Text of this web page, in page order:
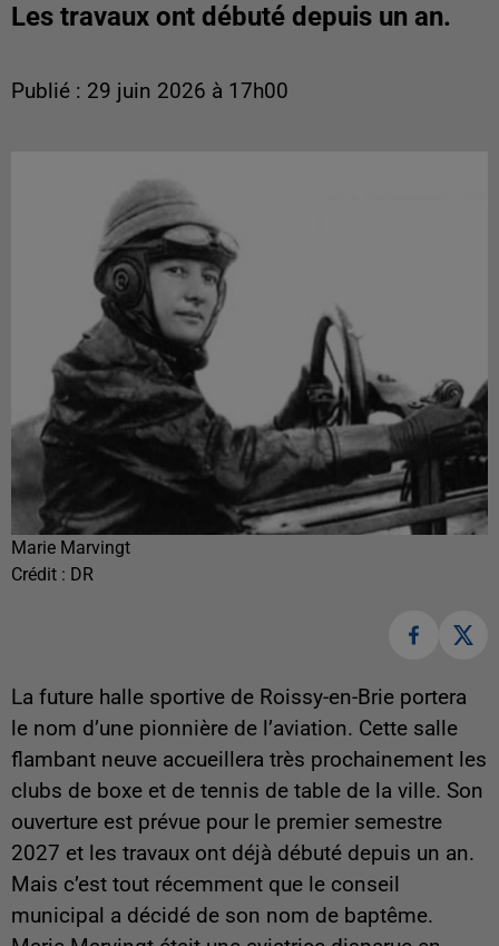
Les travaux ont débuté depuis un an.
Publié : 29 juin 2026 à 17h00
Marie Marvingt
Crédit : DR
La future halle sportive de Roissy-en-Brie portera
le nom d’une pionnière de l’aviation. Cette salle
flambant neuve accueillera très prochainement les
clubs de boxe et de tennis de table de la ville. Son
ouverture est prévue pour le premier semestre
2027 et les travaux ont déjà débuté depuis un an.
Mais c’est tout récemment que le conseil
municipal a décidé de son nom de baptême.